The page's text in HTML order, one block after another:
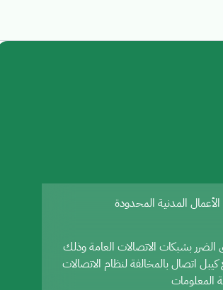
المدنية المحدودة
الضرر بشبكات الاتصالات العامة وذلك
اتصال بالمخالفة لنظام الاتصالات
المعلومات